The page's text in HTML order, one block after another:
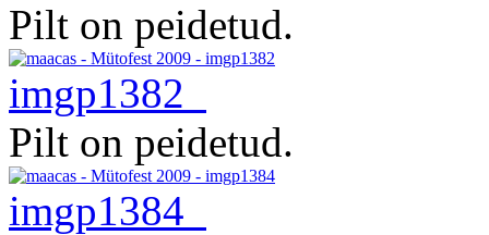
Pilt on peidetud.
imgp1382
Pilt on peidetud.
imgp1384